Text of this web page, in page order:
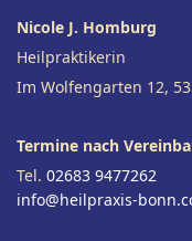
Nicole J. Homburg
Heilpraktikerin
Im Wolfengarten 12,
Termine nach
Tel. 02683 9477262
info@heilpraxis-